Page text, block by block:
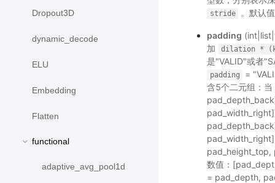
Dropout3D
dynamic_decode
ELU
Embedding
Flatten
functional
adaptive_avg_pool1d
stride 。默认
padding
加
dilation *
是"VALID"或者
padding
=
含5个二元组：当
数值：
= pad_depth,